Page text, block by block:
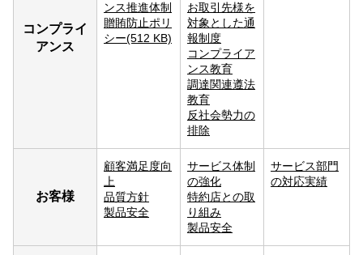
コンプライ
アンス
ンス推進体制
贈賄防止ポリ
シー(512 KB)
お取引先様を
対象とした通
報制度
コンプライア
ンス教育
調達関連遵法
教育
反社会勢力の
排除
お客様
顧客満足度向
上
品質方針
製品安全
サービス体制
の強化
特約店との取
り組み
製品安全
サービス部門
の対応実績